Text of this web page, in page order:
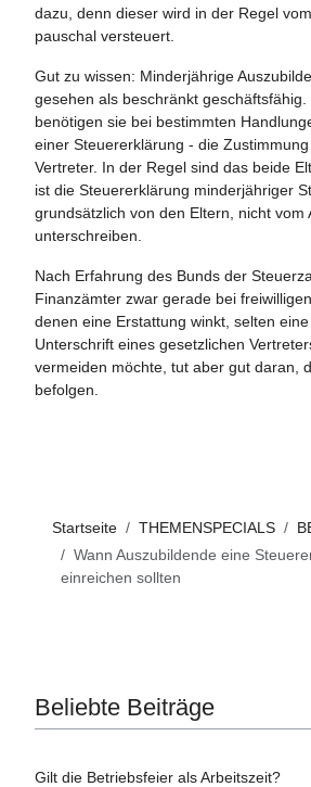
dazu, denn dieser wird in der Regel
pauschal versteuert.
Gut zu wissen: Minderjährige
gesehen als beschränkt geschäftsfähig.
benötigen sie bei bestimmten
einer Steuererklärung - die
Vertreter. In der Regel sind das beide
ist die Steuererklärung minderjähriger
grundsätzlich von den Eltern, nicht vom
unterschreiben.
Nach Erfahrung des Bunds der
Finanzämter zwar gerade bei
denen eine Erstattung winkt, selten
Unterschrift eines gesetzlichen
vermeiden möchte, tut aber gut daran,
befolgen.
Startseite THEMENSPECIALS
Wann Auszubildende eine
einreichen sollten
Beliebte Beiträge
Gilt die Betriebsfeier als Arbeitszeit?